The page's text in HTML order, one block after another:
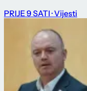
PRIJE 9 SATI · Vijesti